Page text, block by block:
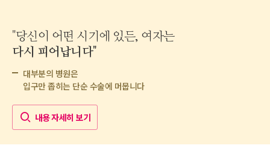
"당신이 어떤 시기에 있든, 여자는
다시 피어납니다"
대부분의 병원은
입구만 좁히는 단순 수술에 머뭅니다
내용 자세히 보기
이제는 '치유'라는 이름으로 돌려드립니다
윤호주 박사